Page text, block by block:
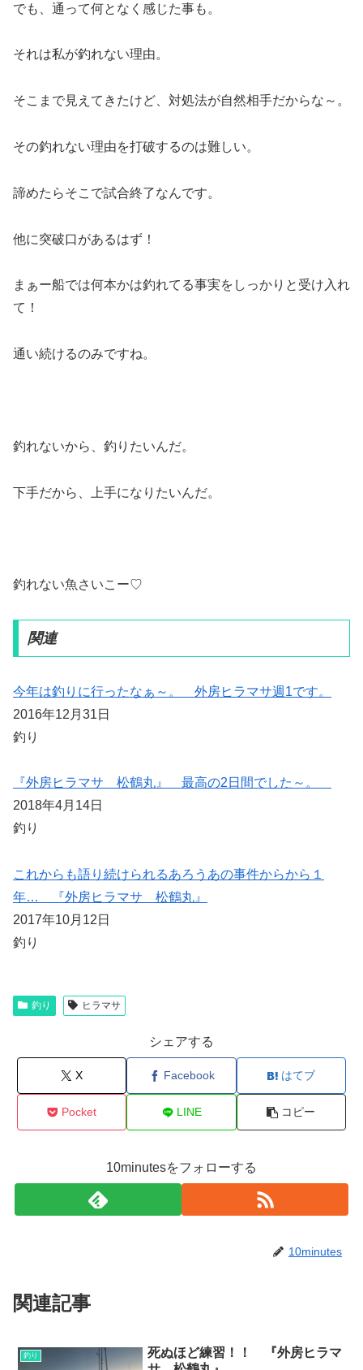
でも、通って何となく感じた事も。
それは私が釣れない理由。
そこまで見えてきたけど、対処法が自然相手だからな～。
その釣れない理由を打破するのは難しい。
諦めたらそこで試合終了なんです。
他に突破口があるはず！
まぁー船では何本かは釣れてる事実をしっかりと受け入れ
て！
通い続けるのみですね。
釣れないから、釣りたいんだ。
下手だから、上手になりたいんだ。
釣れない魚さいこー♡
関連
今年は釣りに行ったなぁ～。 外房ヒラマサ週1です。
2016年12月31日
釣り
『外房ヒラマサ 松鶴丸』 最高の2日間でした～。
2018年4月14日
釣り
これからも語り続けられるあろうあの事件からから１
年… 『外房ヒラマサ 松鶴丸』
2017年10月12日
釣り
釣り ヒラマサ
シェアする
X Facebook はてブ
Pocket LINE コピー
10minutesをフォローする
10minutes
関連記事
釣り
死ぬほど練習！！ 『外房ヒラマ